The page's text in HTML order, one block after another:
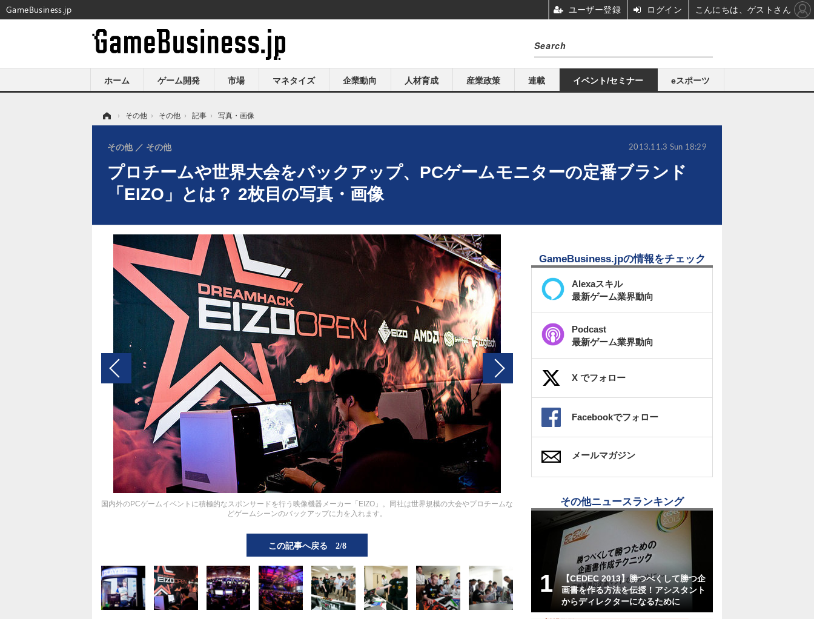
ホーム ゲーム開発 市場 マネタイズ 企業動向 人材育成 産業政策 連載 イベント/セミナー eスポーツ
› その他 › その他 › 記事 › 写真・画像
プロチームや世界大会をバックアップ、PCゲームモニターの定番ブランド
「EIZO」とは？ 2枚目の写真・画像
その他 その他 2013.11.3 Sun 18:29
国内外のPCゲームイベントに積極的なスポンサードを行う映像機器メーカー「EIZO」。同社は世界規模の大会やプロチームな
どゲームシーンのバックアップに力を入れます。
この記事へ戻る 2/8
GameBusiness.jpの情報をチェック
Alexaスキル
最新ゲーム業界動向
Podcast
最新ゲーム業界動向
X でフォロー
Facebookでフォロー
メールマガジン
その他ニュースランキング
【CEDEC 2013】勝つべくして勝つ企
画書を作る方法を伝授！アシスタント
からディレクターになるために
GameBusiness.jp ユーザー登録 ログイン こんにちは、ゲストさん